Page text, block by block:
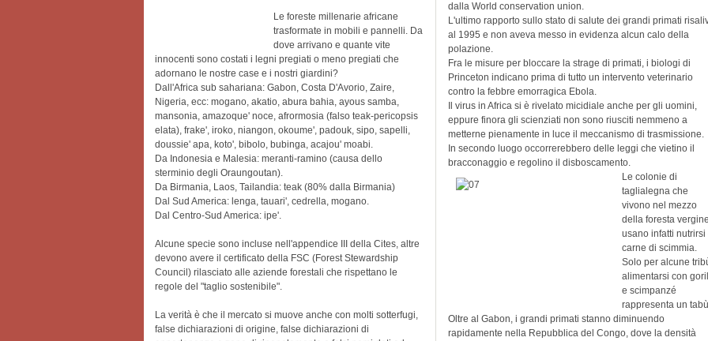
Le foreste millenarie africane
trasformate in mobili e pannelli. Da
dove arrivano e quante vite
innocenti sono costati i legni pregiati o meno pregiati che
adornano le nostre case e i nostri giardini?
Dall'Africa sub sahariana: Gabon, Costa D'Avorio, Zaire,
Nigeria, ecc: mogano, akatio, abura bahia, ayous samba,
mansonia, amazoque' noce, afrormosia (falso teak-pericopsis
elata), frake', iroko, niangon, okoume', padouk, sipo, sapelli,
doussie' apa, koto', bibolo, bubinga, acajou' moabi.
Da Indonesia e Malesia: meranti-ramino (causa dello
sterminio degli Oraungoutan).
Da Birmania, Laos, Tailandia: teak (80% dalla Birmania)
Dal Sud America: lenga, tauari', cedrella, mogano.
Dal Centro-Sud America: ipe'.
Alcune specie sono incluse nell'appendice III della Cites, altre
devono avere il certificato della FSC (Forest Stewardship
Council) rilasciato alle aziende forestali che rispettano le
regole del "taglio sostenibile".
La verità è che il mercato si muove anche con molti sotterfugi,
false dichiarazioni di origine, false dichiarazioni di
dalla World conservation union.
L'ultimo rapporto sullo stato di salute dei grandi primati
al 1995 e non aveva messo in evidenza alcun calo della
polazione.
Fra le misure per bloccare la strage di primati, i biologi di
Princeton indicano prima di tutto un intervento veterinario
contro la febbre emorragica Ebola.
Il virus in Africa si è rivelato micidiale anche per gli uomini,
eppure finora gli scienziati non sono riusciti nemmeno a
metterne pienamente in luce il meccanismo di trasmissione.
In secondo luogo occorrerebbero delle leggi che vietino il
bracconaggio e regolino il disboscamento.
Le colonie di
taglialegna che
vivono nel mezzo
della foresta vergine
usano infatti nutrirsi
carne di scimmia.
Solo per alcune
alimentarsi con
e scimpanzé
rappresenta un
Oltre al Gabon, i grandi primati stanno diminuendo
rapidamente nella Repubblica del Congo, dove la densità